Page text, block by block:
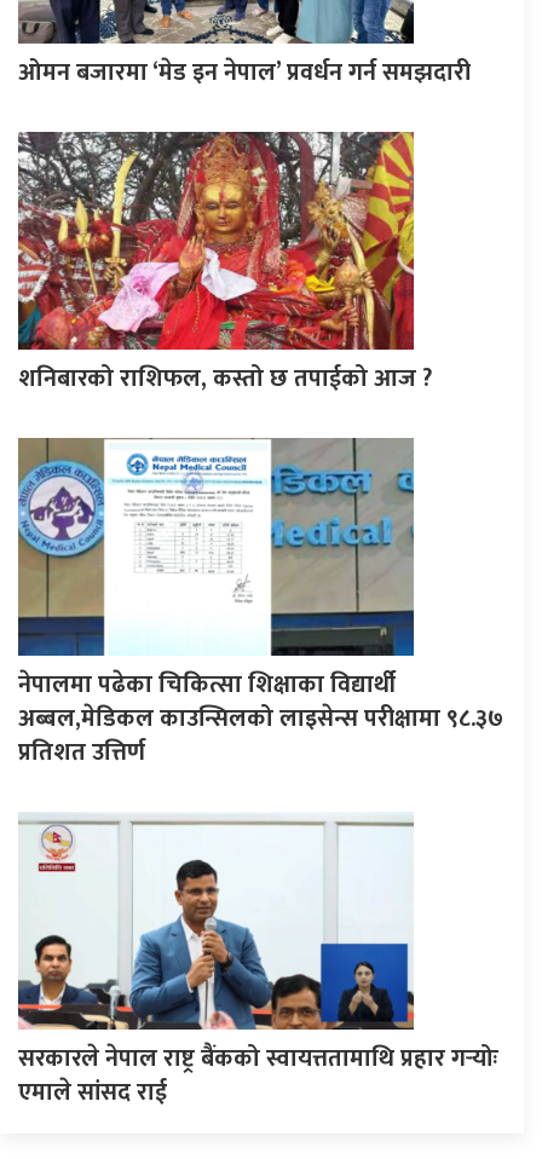
ओमन बजारमा ‘मेड इन नेपाल’ प्रवर्धन गर्न समझदारी
शनिबारको राशिफल, कस्तो छ तपाईको आज ?
नेपालमा पढेका चिकित्सा शिक्षाका विद्यार्थी
अब्बल,मेडिकल काउन्सिलको लाइसेन्स परीक्षामा ९८.३७
प्रतिशत उत्तिर्ण
सरकारले नेपाल राष्ट्र बैंकको स्वायत्ततामाथि प्रहार गर्‍योः
एमाले सांसद राई